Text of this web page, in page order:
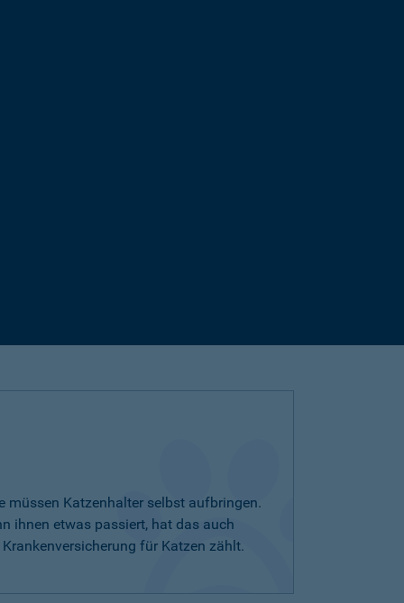
müssen Katzenhalter selbst aufbringen.
ihnen etwas passiert, hat das auch
für Katzen zählt.